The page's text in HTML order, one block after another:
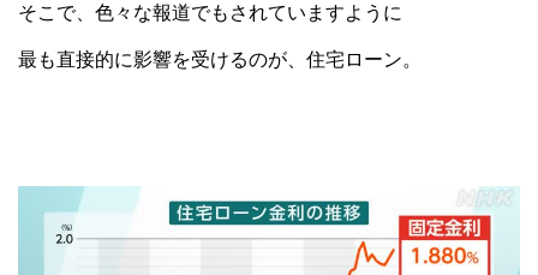
そこで、色々な報道でもされていますように
最も直接的に影響を受けるのが、住宅ローン。